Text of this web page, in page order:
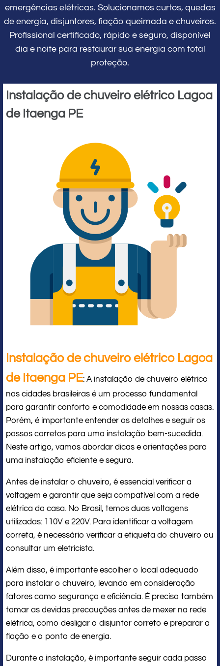
emergências elétricas. Solucionamos curtos, quedas
de energia, disjuntores, fiação queimada e chuveiros.
Profissional certificado, rápido e seguro, disponível
dia e noite para restaurar sua energia com total
proteção.
Instalação de chuveiro elétrico Lagoa
de Itaenga PE
Instalação de chuveiro elétrico Lagoa
de Itaenga PE: A instalação de chuveiro elétrico
nas cidades brasileiras é um processo fundamental
para garantir conforto e comodidade em nossas casas.
Porém, é importante entender os detalhes e seguir os
passos corretos para uma instalação bem-sucedida.
Neste artigo, vamos abordar dicas e orientações para
uma instalação eficiente e segura.
Antes de instalar o chuveiro, é essencial verificar a
voltagem e garantir que seja compatível com a rede
elétrica da casa. No Brasil, temos duas voltagens
utilizadas: 110V e 220V. Para identificar a voltagem
correta, é necessário verificar a etiqueta do chuveiro ou
consultar um eletricista.
Além disso, é importante escolher o local adequado
para instalar o chuveiro, levando em consideração
fatores como segurança e eficiência. É preciso também
tomar as devidas precauções antes de mexer na rede
elétrica, como desligar o disjuntor correto e preparar a
fiação e o ponto de energia.
Durante a instalação, é importante seguir cada passo